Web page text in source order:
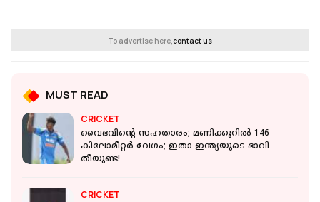
To advertise here,contact us
MUST READ
CRICKET
വൈഭവിന്റെ സഹതാരം; മണിക്കൂറിൽ 146
കിലോമീറ്റർ വേഗം; ഇതാ ഇന്ത്യയുടെ ഭാവി
തീയുണ്ട!
CRICKET